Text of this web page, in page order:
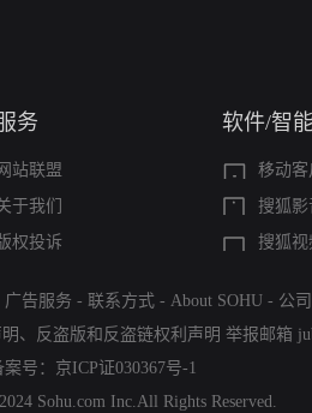
务
站联盟
于我们
权投诉
软件/智
移动客
搜狐影
搜狐
广告服务 - 联系方式 - About SOHU - 公
、 反盗版和反盗链权利声明 举报邮箱
号： 京ICP证030367号-1
Sohu.com Inc.All Rights Reserved.